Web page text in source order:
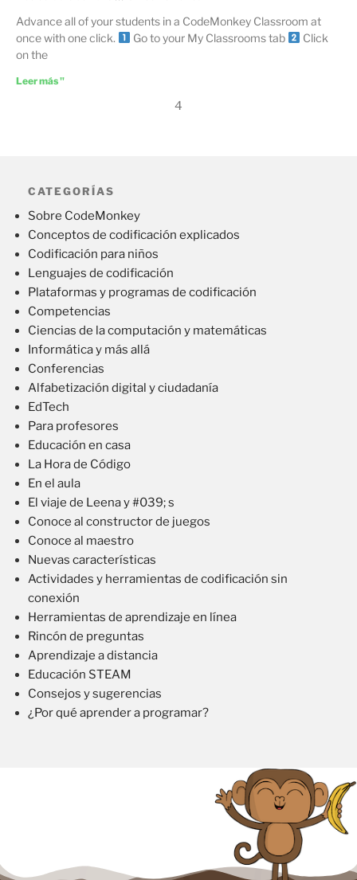
Advance all of your students in a CodeMonkey Classroom at
once with one click.
Go to your My Classrooms tab
Click
on the
Leer más "
4
CATEGORÍAS
Sobre CodeMonkey
Conceptos de codificación explicados
Codificación para niños
Lenguajes de codificación
Plataformas y programas de codificación
Competencias
Ciencias de la computación y matemáticas
Informática y más allá
Conferencias
Alfabetización digital y ciudadanía
EdTech
Para profesores
Educación en casa
La Hora de Código
En el aula
El viaje de Leena y #039; s
Conoce al constructor de juegos
Conoce al maestro
Nuevas características
Actividades y herramientas de codificación sin
conexión
Herramientas de aprendizaje en línea
Rincón de preguntas
Aprendizaje a distancia
Educación STEAM
Consejos y sugerencias
¿Por qué aprender a programar?